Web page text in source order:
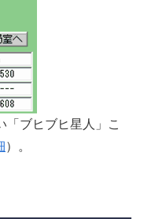
「ブヒブヒ星人」こ
）。